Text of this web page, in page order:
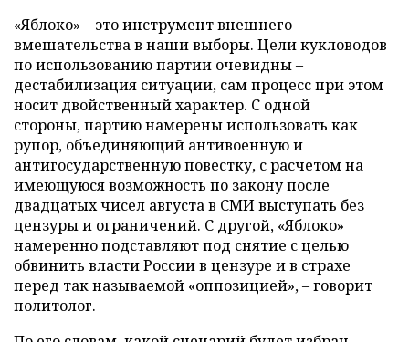
«Яблоко» – это инструмент внешнего
вмешательства в наши выборы. Цели кукловодов
по использованию партии очевидны –
дестабилизация ситуации, сам процесс при этом
носит двойственный характер. С одной
стороны, партию намерены использовать как
рупор, объединяющий антивоенную и
антигосударственную повестку, с расчетом на
имеющуюся возможность по закону после
двадцатых чисел августа в СМИ выступать без
цензуры и ограничений. С другой, «Яблоко»
намеренно подставляют под снятие с целью
обвинить власти России в цензуре и в страхе
перед так называемой «оппозицией», – говорит
политолог.